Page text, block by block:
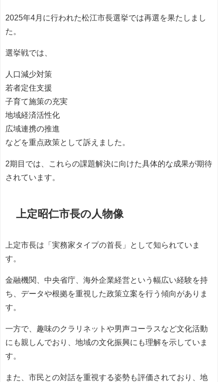
2025年4月に行われた松江市長選挙では再選を果たしまし
た。
選挙戦では、
人口減少対策
若者定住支援
子育て施策の充実
地域経済活性化
広域連携の推進
などを重点政策として訴えました。
2期目では、これらの課題解決に向けた具体的な成果が期待
されています。
上定昭仁市長の人物像
上定市長は「実務家タイプの首長」として知られていま
す。
金融機関、中央省庁、海外企業経営という幅広い経験を持
ち、データや根拠を重視した政策立案を行う傾向がありま
す。
一方で、趣味のクラリネットや男声コーラスなど文化活動
にも親しんでおり、地域の文化振興にも理解を示していま
す。
また、市民との対話を重視する姿勢も評価されており、地